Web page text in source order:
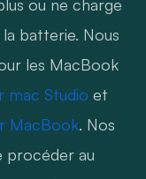
ou ne charge
batterie. Nous
les MacBook
mac Studio et
MacBook. Nos
procéder au